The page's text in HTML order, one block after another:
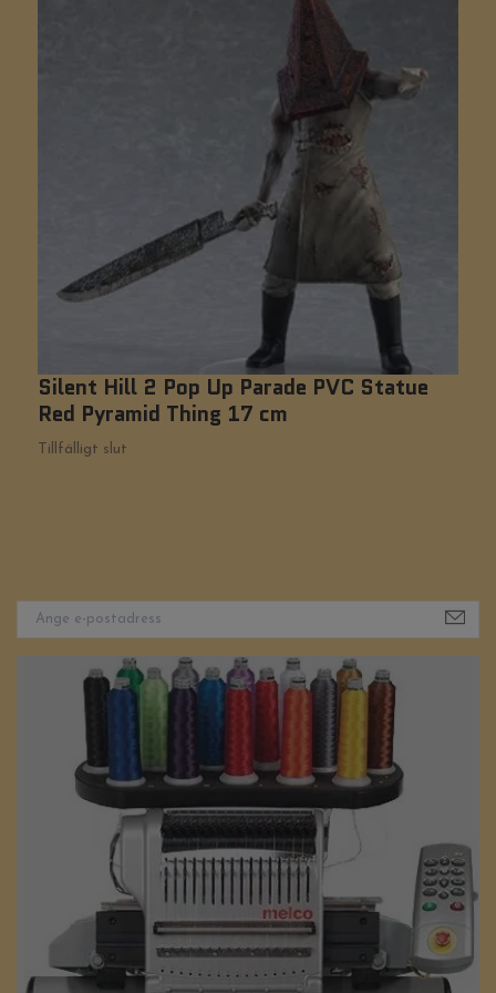
Silent Hill 2 Pop Up Parade PVC Statue
Red Pyramid Thing 17 cm
Tillfälligt slut